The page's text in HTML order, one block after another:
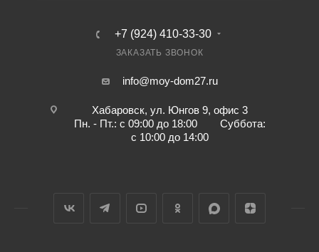
+7 (924) 410-33-30
ЗАКАЗАТЬ ЗВОНОК
info@moy-dom27.ru
Хабаровск, ул. Юнгов 9, офис 3
Пн. - Пт.: с 09:00 до 18:00 Суббота:
с 10:00 до 14:00